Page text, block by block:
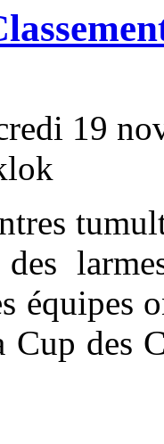
19
équipes
Cup des